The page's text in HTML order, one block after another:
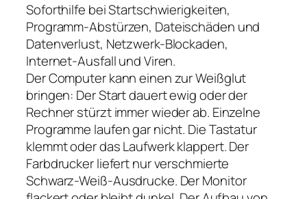
Soforthilfe bei Startschwierigkeiten,
Programm-Abstürzen, Dateischäden und
Datenverlust, Netzwerk-Blockaden,
Internet-Ausfall und Viren.
Der Computer kann einen zur Weißglut
bringen: Der Start dauert ewig oder der
Rechner stürzt immer wieder ab. Einzelne
Programme laufen gar nicht. Die Tastatur
klemmt oder das Laufwerk klappert. Der
Farbdrucker liefert nur verschmierte
Schwarz-Weiß-Ausdrucke. Der Monitor